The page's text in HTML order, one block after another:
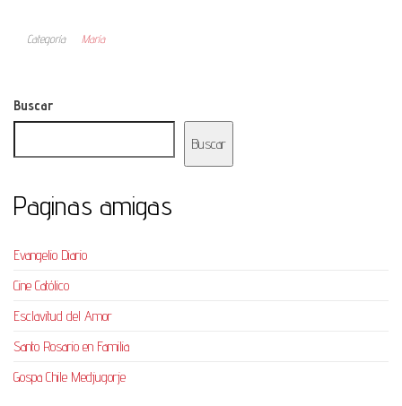
Categoría María
Buscar
Buscar
Paginas amigas
Evangelio Diario
Cine Católico
Esclavitud del Amor
Santo Rosario en Familia
Gospa Chile Medjugorje